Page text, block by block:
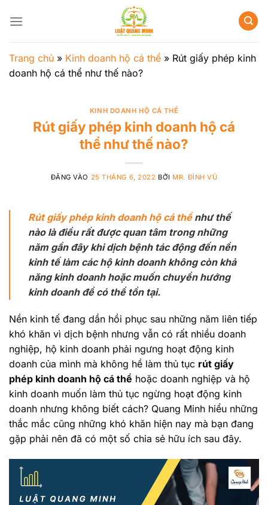
qua
dung
Trang chủ » Kinh doanh hộ cá thể » Rút giấy phép kinh
doanh hộ cá thể như thế nào?
KINH DOANH HỘ CÁ THỂ
Rút giấy phép kinh doanh hộ cá
thể như thế nào?
ĐĂNG VÀO 25 THÁNG 6, 2022 BỞI MR. ĐÌNH VŨ
Rút giấy phép kinh doanh hộ cá thểnhư thế
nào là điều rất được quan tâm trong những
năm gần đây khi dịch bệnh tác động đến nền
kinh tế làm các hộ kinh doanh không còn khả
năng kinh doanh hoặc muốn chuyển hướng
kinh doanh để có thể tồn tại.
Nền kinh tế đang dần hồi phục sau những năm liên tiếp
khó khăn vì dịch bệnh nhưng vẫn có rất nhiều doanh
nghiệp, hộ kinh doanh phải ngưng hoạt động kinh
doanh của mình mà không hề làm thủ tục rút giấy
phép kinh doanh hộ cá thể hoặc doanh nghiệp và hộ
kinh doanh muốn làm thủ tục ngừng hoạt động kinh
doanh nhưng không biết cách? Quang Minh hiểu những
thắc mắc cũng những khó khăn hiện nay mà bạn đang
gặp phải nên đã có một số chia sẻ hữu ích sau đây.